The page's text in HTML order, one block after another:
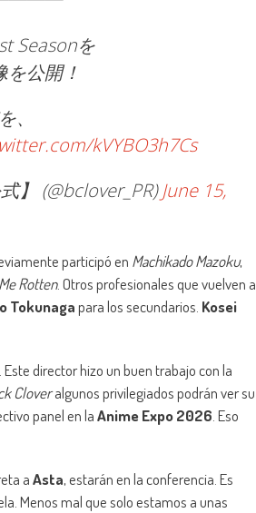
Seasonを
公開！
、
kVYBO3h7Cs
】 (@bclover_PR)June 15,
participó en Machikado Mazoku,
Rotten. Otros profesionales que vuelven a
Tokunagapara los secundarios. Kosei
director hizo un buen trabajo con la
Cloveralgunos privilegiados podrán ver su
panel en laAnime Expo 2026. Eso
aAsta, estarán en la conferencia. Es
Menos mal que solo estamos a unas